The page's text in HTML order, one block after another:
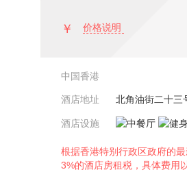
￥ 价格说明
中国香港
酒店地址 北角油街二十三
酒店设施
根据香港特别行政区政府的
3%的酒店房租税，具体费用